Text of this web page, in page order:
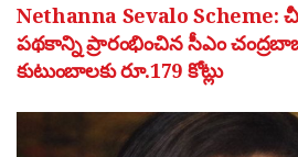
Nethanna Sevalo Scheme:
పథకాన్ని ప్రారంభించిన సీఎం
కుటుంబాలకు రూ.179 కోట్లు